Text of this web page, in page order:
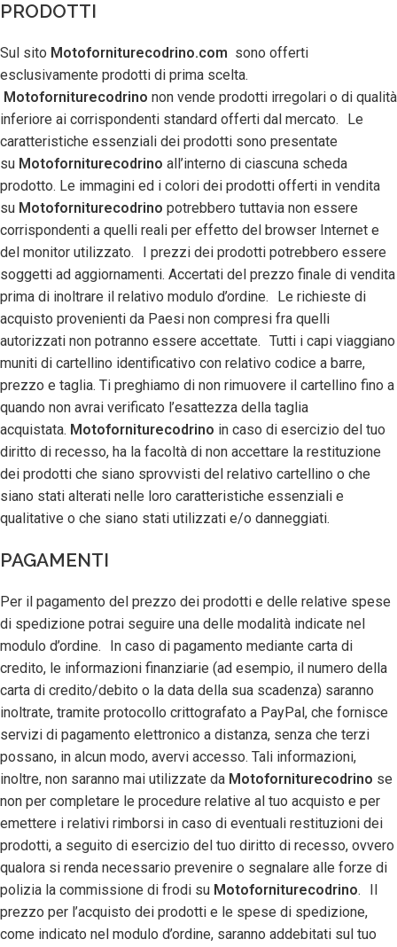
PRODOTTI
Sul sito Motoforniturecodrino.com sono offerti
esclusivamente prodotti di prima scelta.
Motoforniturecodrino non vende prodotti irregolari o di qualità
inferiore ai corrispondenti standard offerti dal mercato. Le
caratteristiche essenziali dei prodotti sono presentate
su Motoforniturecodrino all’interno di ciascuna scheda
prodotto. Le immagini ed i colori dei prodotti offerti in vendita
su Motoforniturecodrino potrebbero tuttavia non essere
corrispondenti a quelli reali per effetto del browser Internet e
del monitor utilizzato. I prezzi dei prodotti potrebbero essere
soggetti ad aggiornamenti. Accertati del prezzo finale di vendita
prima di inoltrare il relativo modulo d’ordine. Le richieste di
acquisto provenienti da Paesi non compresi fra quelli
autorizzati non potranno essere accettate. Tutti i capi viaggiano
muniti di cartellino identificativo con relativo codice a barre,
prezzo e taglia. Ti preghiamo di non rimuovere il cartellino fino a
quando non avrai verificato l’esattezza della taglia
acquistata. Motoforniturecodrino in caso di esercizio del tuo
diritto di recesso, ha la facoltà di non accettare la restituzione
dei prodotti che siano sprovvisti del relativo cartellino o che
siano stati alterati nelle loro caratteristiche essenziali e
qualitative o che siano stati utilizzati e/o danneggiati.
PAGAMENTI
Per il pagamento del prezzo dei prodotti e delle relative spese
di spedizione potrai seguire una delle modalità indicate nel
modulo d’ordine. In caso di pagamento mediante carta di
credito, le informazioni finanziarie (ad esempio, il numero della
carta di credito/debito o la data della sua scadenza) saranno
inoltrate, tramite protocollo crittografato a PayPal, che fornisce
servizi di pagamento elettronico a distanza, senza che terzi
possano, in alcun modo, avervi accesso. Tali informazioni,
inoltre, non saranno mai utilizzate da Motoforniturecodrino se
non per completare le procedure relative al tuo acquisto e per
emettere i relativi rimborsi in caso di eventuali restituzioni dei
prodotti, a seguito di esercizio del tuo diritto di recesso, ovvero
qualora si renda necessario prevenire o segnalare alle forze di
polizia la commissione di frodi su Motoforniturecodrino. Il
prezzo per l’acquisto dei prodotti e le spese di spedizione,
come indicato nel modulo d’ordine, saranno addebitati sul tuo